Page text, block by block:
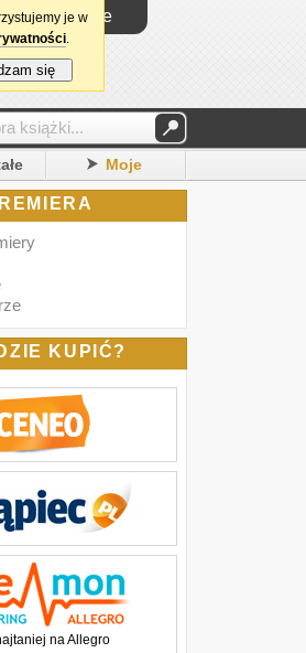
Logowanie
Moje
KUPIĆ?
na Allegro
je w
.
się